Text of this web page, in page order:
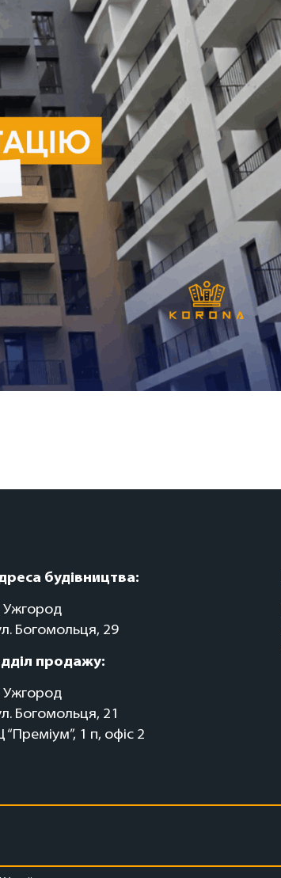
будівництва:
Ужгород
Богомольця, 29
продажу:
Ужгород
Богомольця, 21
“Преміум”, 1 п, офіс 2